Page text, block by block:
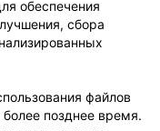
103.by
данных
обеспечения
сбора
файлов
более позднее время.